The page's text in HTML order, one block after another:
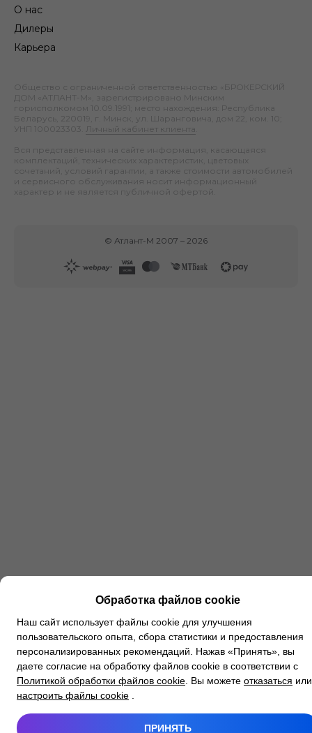
О нас
Дилеры
Карьера
Общество с ограниченной ответственностью «БРОКЕРСКИЙ
ДОМ «АТЛАНТ-М», зарегистрировано Минским
горисполкомом 10.09.1991; место нахождения: Республика
Беларусь, 220019, г. Минск, ул. Шаранговича, дом 22, ком. 10;
УНП 100023303.
Личный кабинет клиента
Вся представленная на сайте информация, касающаяся
комплектаций, технических характеристик, цветовых
сочетаний, условий гарантии, а также стоимости автомобилей
и сервисного обслуживания носит информационный
характер и не является публичной офертой.
© Атлант-М 2007 – 2026
Обработка файлов cookie
Наш сайт использует файлы cookie для улучшения
пользовательского опыта, сбора статистики и предоставления
персонализированных рекомендаций. Нажав «Принять», вы
даете согласие на обработку файлов cookie в соответствии с
Политикой обработки файлов cookie . Вы можете отказаться или
настроить файлы cookie
ПРИНЯТЬ